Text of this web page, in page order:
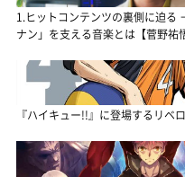
1.ヒットコンテンツの裏側に迫る
ナン」を支える音楽とは【菅野祐
『ハイキュー!!』に登場するリベ